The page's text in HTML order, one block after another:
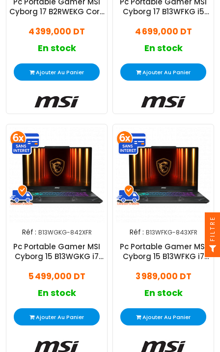
Cyborg 17 B2RWEKG Core
RTX 5050
4 399,000 DT
En stock
Ajouter Au Panier
Cyborg 17 B13WFKG i5
RTX 5060
4 699,000 DT
En stock
Ajouter Au Panier
Réf : B13WGKG-842XFR
Pc Portable Gamer MSI
Cyborg 15 B13WGKG i7
5070
5 499,000 DT
En stock
Ajouter Au Panier
Réf : B13WFKG-843XFR
Pc Portable Gamer MSI
Cyborg 15 B13WFKG i7
RTX 5060
3 989,000 DT
En stock
Ajouter Au Panier
FILTRE